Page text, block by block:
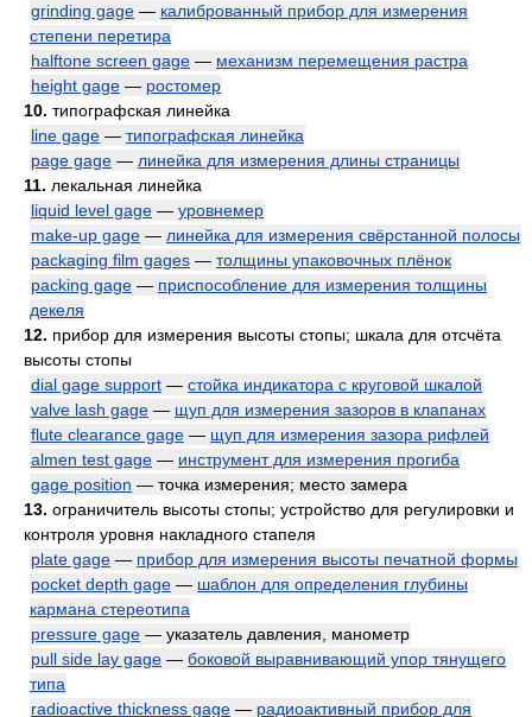
grinding gage — калиброванный прибор для измерения
степени перетира
halftone screen gage — механизм перемещения растра
height gage — ростомер
10. типографская линейка
line gage — типографская линейка
page gage — линейка для измерения длины страницы
11. лекальная линейка
liquid level gage — уровнемер
make-up gage — линейка для измерения свёрстанной полосы
packaging film gages — толщины упаковочных плёнок
packing gage — приспособление для измерения толщины
декеля
12. прибор для измерения высоты стопы; шкала для отсчёта
высоты стопы
dial gage support — стойка индикатора с круговой шкалой
valve lash gage — щуп для измерения зазоров в клапанах
flute clearance gage — щуп для измерения зазора рифлей
almen test gage — инструмент для измерения прогиба
gage position — точка измерения; место замера
13. ограничитель высоты стопы; устройство для регулировки и
контроля уровня накладного стапеля
plate gage — прибор для измерения высоты печатной формы
pocket depth gage — шаблон для определения глубины
кармана стереотипа
pressure gage — указатель давления, манометр
pull side lay gage — боковой выравнивающий упор тянущего
типа
radioactive thickness gage — радиоактивный прибор для